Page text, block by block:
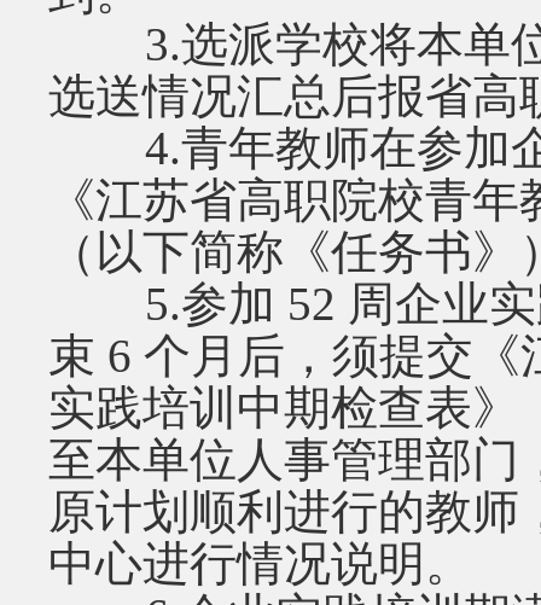
3.选派学校将本单位
选送情况汇总后报省高
4.青年教师在参加企
《江苏省高职院校青
（以下简称《任务书
5.参加 52 周企业实
束 6 个月后，须提交
实践培训中期检查表
至本单位人事管理部门
原计划顺利进行的教
中心进行情况说明。